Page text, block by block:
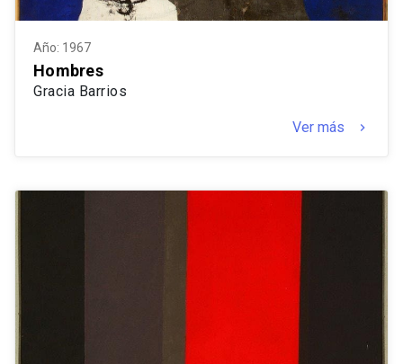
Año: 1967
Hombres
Gracia Barrios
Ver más keyboard_arrow_right